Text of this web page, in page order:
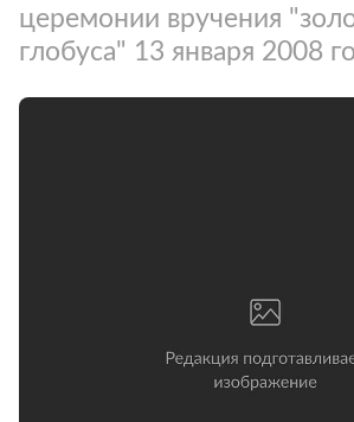
церемонии вручения
глобуса" 13 января 2008